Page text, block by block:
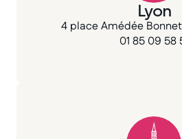
Lyon
4 place Amédée
01 85 09 58